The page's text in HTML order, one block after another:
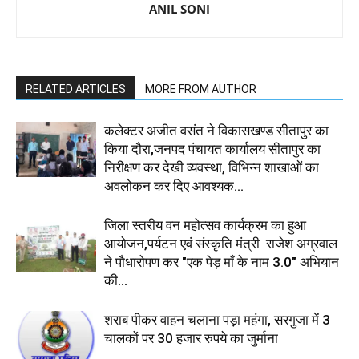
ANIL SONI
RELATED ARTICLES MORE FROM AUTHOR
कलेक्टर अजीत वसंत ने विकासखण्ड सीतापुर का
किया दौरा,जनपद पंचायत कार्यालय सीतापुर का
निरीक्षण कर देखी व्यवस्था, विभिन्न शाखाओं का
अवलोकन कर दिए आवश्यक...
जिला स्तरीय वन महोत्सव कार्यक्रम का हुआ
आयोजन,पर्यटन एवं संस्कृति मंत्री राजेश अग्रवाल
ने पौधारोपण कर "एक पेड़ माँ के नाम 3.0" अभियान
की...
शराब पीकर वाहन चलाना पड़ा महंगा, सरगुजा में 3
चालकों पर 30 हजार रुपये का जुर्माना